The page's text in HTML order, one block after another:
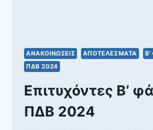
ΑΝΑΚΟΙΝΏΣΕΙΣ ΑΠΟΤΕΛΈΣΜΑΤΑ
Β'
ΠΔΒ 2024
Επιτυχόντες Β’
ΠΔΒ 2024